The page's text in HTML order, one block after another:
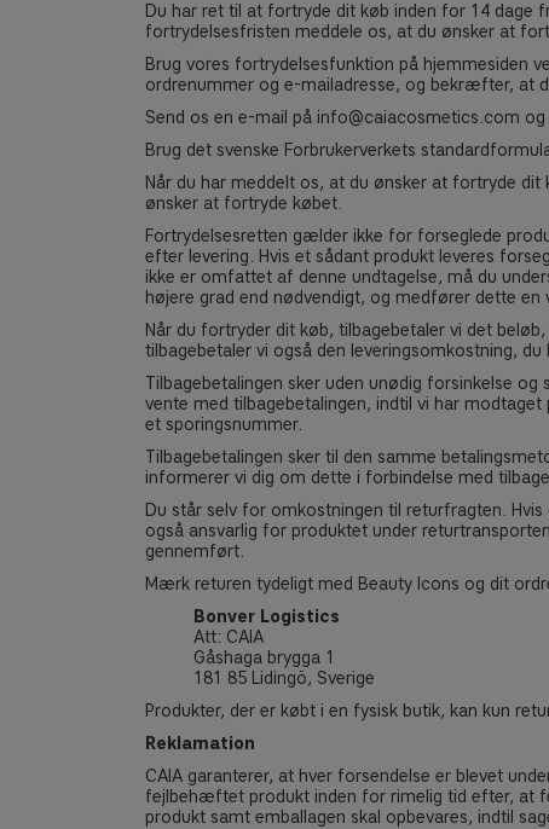
Du har ret til at fortryde dit køb inden for 14 dage
fortrydelsesfristen meddele os, at du ønsker at
Brug vores fortrydelsesfunktion på hjemmesiden
ordrenummer og e-mailadresse, og bekræfter, at
Send os en e-mail på info@caiacosmetics.com
Brug det svenske Forbrukerverkets
Når du har meddelt os, at du ønsker at fortryde
ønsker at fortryde købet.
Fortrydelsesretten gælder ikke for forseglede
efter levering. Hvis et sådant produkt leveres
ikke er omfattet af denne undtagelse, må du
højere grad end nødvendigt, og medfører dette
Når du fortryder dit køb, tilbagebetaler vi det
tilbagebetaler vi også den leveringsomkostning,
Tilbagebetalingen sker uden unødig forsinkelse
vente med tilbagebetalingen, indtil vi har
et sporingsnummer.
Tilbagebetalingen sker til den samme
informerer vi dig om dette i forbindelse med
Du står selv for omkostningen til returfragten.
også ansvarlig for produktet under
gennemført.
Mærk returen tydeligt med Beauty Icons og dit
Bonver Logistics
Att: CAIA
Gåshaga brygga 1
181 85 Lidingö, Sverige
Produkter, der er købt i en fysisk butik, kan kun
Reklamation
CAIA garanterer, at hver forsendelse er blevet
fejlbehæftet produkt inden for rimelig tid efter, at
produkt samt emballagen skal opbevares, indtil